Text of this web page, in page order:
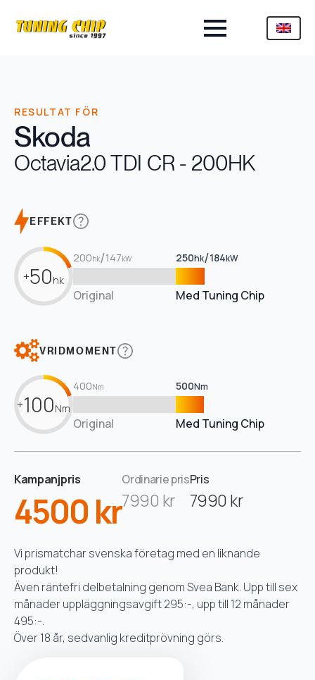
RESULTAT FÖR
Skoda
Octavia2.0 TDI CR - 200HK
EFFEKT
+50hk
200hk/147kW 250hk/184kW
Original Med Tuning Chip
VRIDMOMENT
+100Nm
400Nm 500Nm
Original Med Tuning Chip
Kampanjpris
4500 kr
Ordinarie pris
7990 kr
Pris
7990 kr
Vi prismatchar svenska företag med en liknande
produkt!
Även räntefri delbetalning genom Svea Bank. Upp till sex
månader uppläggningsavgift 295:-, upp till 12 månader
495:-.
Över 18 år, sedvanlig kreditprövning görs.